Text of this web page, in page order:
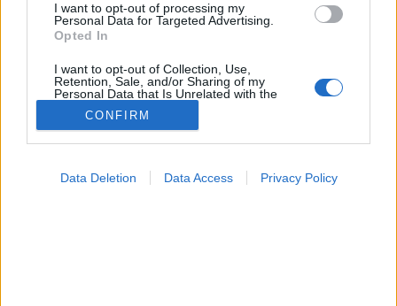
I want to opt-out of processing my
Personal Data for Targeted Advertising.
Opted In
I want to opt-out of Collection, Use,
Retention, Sale, and/or Sharing of my
Personal Data that Is Unrelated with the
Purposes for which it was collected.
Opted Out
CONFIRM
Data Deletion Data Access Privacy Policy